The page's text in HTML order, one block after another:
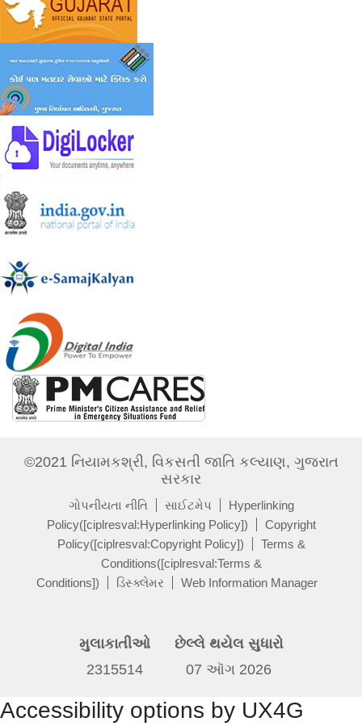
©2021 નિયામકશ્રી, વિકસતી જાતિ કલ્યાણ, ગુજરાત
સરકાર
ગોપનીયતા નીતિ સાઈટમેપ
Hyperlinking
Policy([ciplresval:Hyperlinking Policy])
Copyright
Policy([ciplresval:Copyright Policy])
Terms &
Conditions([ciplresval:Terms &
Conditions])
ડિસ્ક્લેમર Web Information Manager
મુલાકાતીઓ
2315514
છેલ્લે થયેલ સુધારો
07 ઑગ 2026
Accessibility options by UX4G